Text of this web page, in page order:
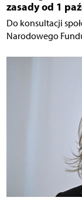
zasady od 1
Do konsultacji
Narodowego